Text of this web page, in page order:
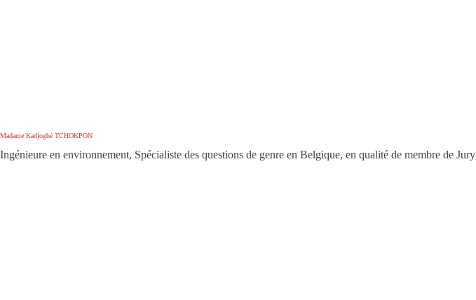
Madame Kadjogbé TCHOKPON
Ingénieure en environnement, Spécialiste des questions de genre en Belgique, en qualité de membre de Jury